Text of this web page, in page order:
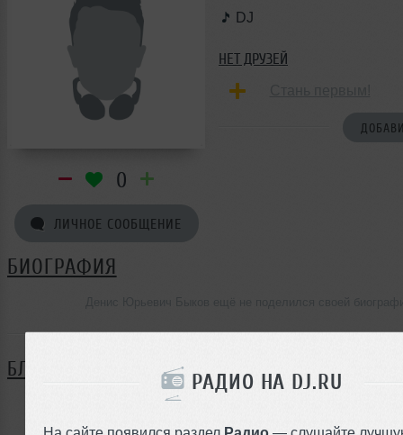
РАДИО НА DJ.RU
На сайте появился раздел Радио — слушайте
0
ЛИЧНОЕ СООБЩЕНИЕ
DJ
НЕТ ДРУЗЕЙ
БИОГРАФИЯ
БЛОГ